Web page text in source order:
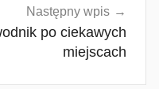
Następny wpis
po ciekawych
miejscach